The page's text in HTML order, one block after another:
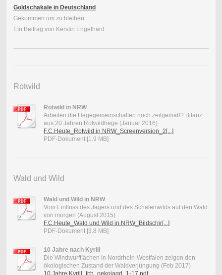
Goldschakale in Deutschland
Gekommen um zu bleiben
Ein Beitrag von Kerstin Engelhard
Rotwild
Rotwild in NRW
Arbeiten die Hegegemeinschaften noch zeitgemäß? Bilanz
aus 20 Jahren Rotwildhege (Januar 2016)
F.C.Heute_Rotwild in NRW_Screenversion_2[...]
PDF-Dokument [1.9 MB]
Wald und Wild
Wald und Wild in NRW
Vom Einfluss des Jägers und des Schalenwilds auf den Wald
von morgen (August 2015)
F.C.Heute_Wald und Wild in NRW_Bildschir[...]
PDF-Dokument [3.8 MB]
10 Jahre nach Kyrill
Die Windwurfﬂächen in Nordrhein-Westfalen zeigen den
ökologischen Zustand der Waldverjüngung (Feb 2017)
10 Jahre Kyrill_fch_oekojagd_1-17.pdf